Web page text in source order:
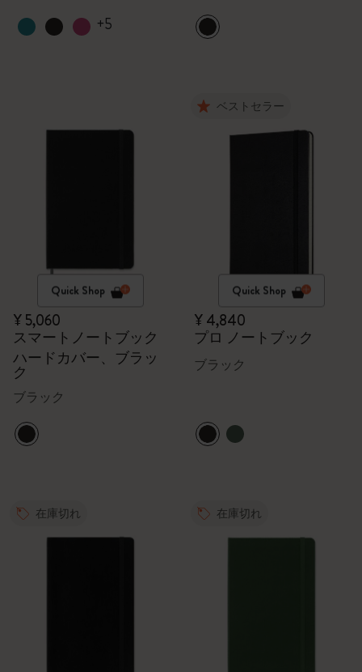
+5
Quick Shop
¥ 5,060
スマートノートブック
ハードカバー、ブラッ
ク
ブラック
ベストセラー
Quick Shop
¥ 4,840
プロ ノートブック
ブラック
在庫切れ 在庫切れ